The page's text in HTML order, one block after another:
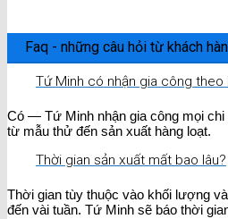
Faq - những câu hỏi từ khách
Tứ Minh có nhận gia công theo
Có — Tứ Minh nhận gia công mọi chi
từ mẫu thử đến sản xuất hàng loạt.
Thời gian sản xuất mất bao lâu?
Thời gian tùy thuộc vào khối lượng
đến vài tuần. Tứ Minh sẽ báo thời